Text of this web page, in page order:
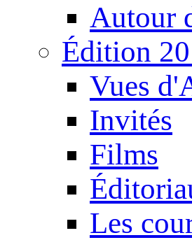
Autour
Édition
Vues
Invités
Films
Les